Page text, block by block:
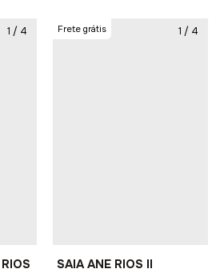
1 / 4 1 / 4
Frete grátis
SAIA ANE RIOS II